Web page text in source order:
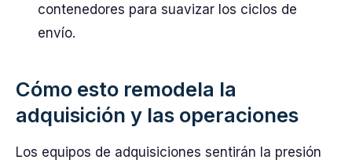
contenedores para suavizar los ciclos de
envío.
Cómo esto remodela la
adquisición y las operaciones
Los equipos de adquisiciones sentirán la presión